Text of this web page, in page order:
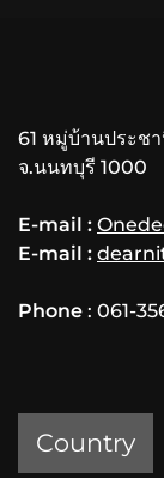
61 หมู่บ้านประช
จ.นนทบุรี 1000
E-mail :
E-mail :
Phone : 061-
Country